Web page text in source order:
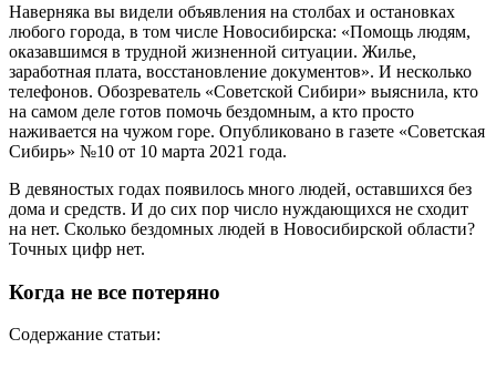
Наверняка вы видели объявления на столбах и остановках
любого города, в том числе Новосибирска: «Помощь людям,
оказавшимся в трудной жизненной ситуации. Жилье,
заработная плата, восстановление документов». И несколько
телефонов. Обозреватель «Советской Сибири» выяснила, кто
на самом деле готов помочь бездомным, а кто просто
наживается на чужом горе. Опубликовано в газете «Советская
Сибирь» №10 от 10 марта 2021 года.
В девяностых годах появилось много людей, оставшихся без
дома и средств. И до сих пор число нуждающихся не сходит
на нет. Сколько бездомных людей в Новосибирской области?
Точных цифр нет.
Когда не все потеряно
Содержание статьи: